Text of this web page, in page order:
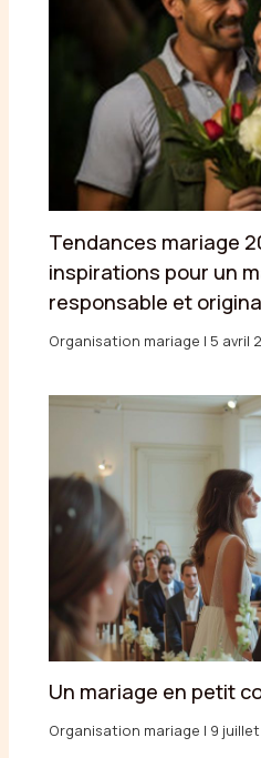
Tendances mariage
inspirations pour un
responsable et
Organisation mariage | 5 avril
Un mariage en petit
Organisation mariage | 9